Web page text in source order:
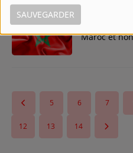
SAUVEGARDER
Maroc et
5 6 7
12 13 14